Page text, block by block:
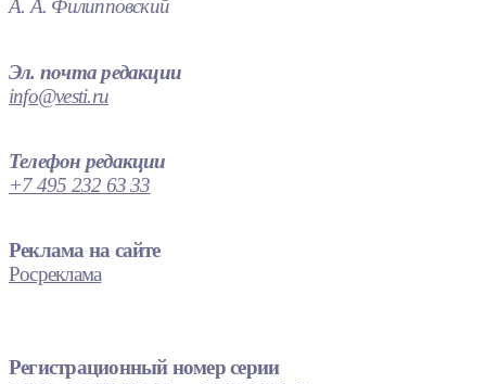
А. А. Филипповский
Эл. почта редакции
info@vesti.ru
Телефон редакции
+7 495 232 63 33
Реклама на сайте
Росреклама
Регистрационный номер серии